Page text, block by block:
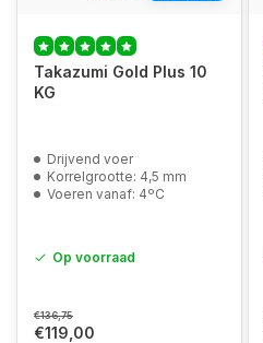
Takazumi Gold Plus 10
KG
Drijvend voer
Korrelgrootte: 4,5 mm
Voeren vanaf: 4ºC
Op voorraad
€136,75
€119,00